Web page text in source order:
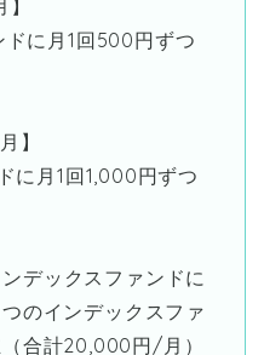
に月1回500円ずつ
】
に月1回1,000円ずつ
デックスファンドに
のインデックスファ
合計20,000円/月）